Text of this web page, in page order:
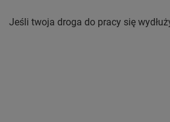
Jeśli twoja droga do pracy się